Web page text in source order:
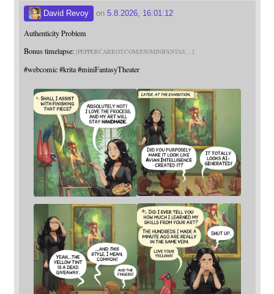
David Revoy on 5.8.2026, 16:01:12
Authenticity Problem
Bonus timelapse: PEPPERCARROT.COM/EN/MINIFANTAS
#webcomic #krita #miniFantasyTheater